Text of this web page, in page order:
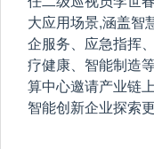
大应用场景,涵盖智
企服务、应急指挥
疗健康、智能制造
算中心邀请产业链
智能创新企业探索